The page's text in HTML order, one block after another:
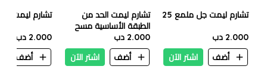
تشارم ليمت جل ملمع 25
2.000 دب
أضف
اشتر الآن
تشارم ليمت الحد من
الطبقة الأساسية مسح
2.000 دب
أضف
اشتر الآن
تشارم ليمت جل
2.000 دب
أضف